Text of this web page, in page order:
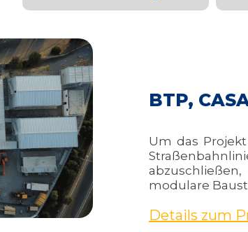
BTP,
Um das
modulare
Details zum